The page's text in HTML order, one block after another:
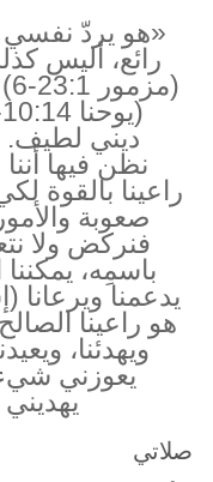
«هو يردّ نفسي
رائع، أليس
ديني لطيف.
نظن فيها أننا
راعينا بالقوة
صعوبة
فنركض ولا
باسمِه،
هو راعينا الصالح
ويهدئنا،
يعوزني
صلاتي